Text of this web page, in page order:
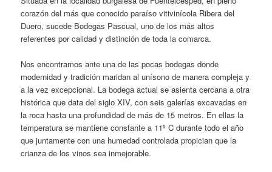
corazón del más que conocido paraíso vitivinícola Ribera del
Duero, sucede Bodegas Pascual, uno de los más altos
referentes por calidad y distinción de toda la comarca.
Nos encontramos ante una de las pocas bodegas donde
modernidad y tradición maridan al unísono de manera compleja y
a la vez excepcional. La bodega actual se asienta cercana a otra
histórica que data del siglo XIV, con seis galerías excavadas en
la roca hasta una profundidad de más de 15 metros. En ellas la
temperatura se mantiene constante a 11º C durante todo el año
que juntamente con una humedad controlada propician que la
crianza de los vinos sea inmejorable.